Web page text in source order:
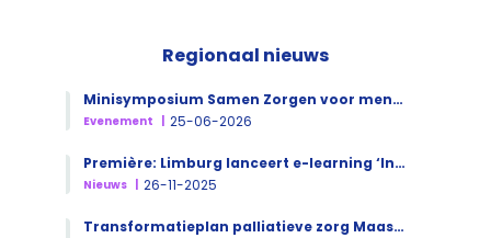
Regionaal nieuws
Minisymposium Samen Zorgen voor mensen in een kwetsbare levensfase
Evenement 25-06-2026
Première: Limburg lanceert e-learning ‘Introductie in de palliatieve zorg’
Nieuws 26-11-2025
Transformatieplan palliatieve zorg Maastricht-Heuvelland goedgekeurd